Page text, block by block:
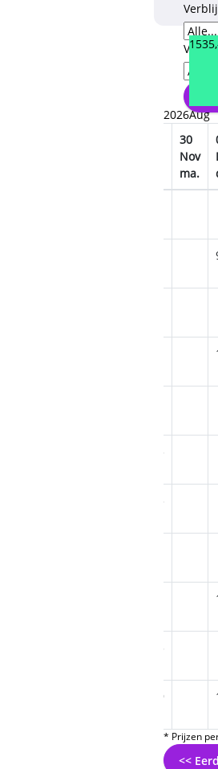
2026Aug
30
Nov
ma.
1335
1115
1425
1459
* Prijzen
<<